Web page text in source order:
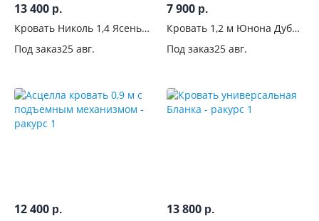
13 400 р.
Кровать Николь 1,4 Ясень
Под заказ25 авг.
7 900 р.
Кровать 1,2 м Юнона Дуб
Под заказ25 авг.
12 400 р. 13 800 р.